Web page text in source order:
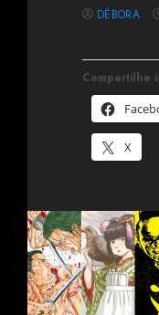
Compartilhe
X
DÉBORA